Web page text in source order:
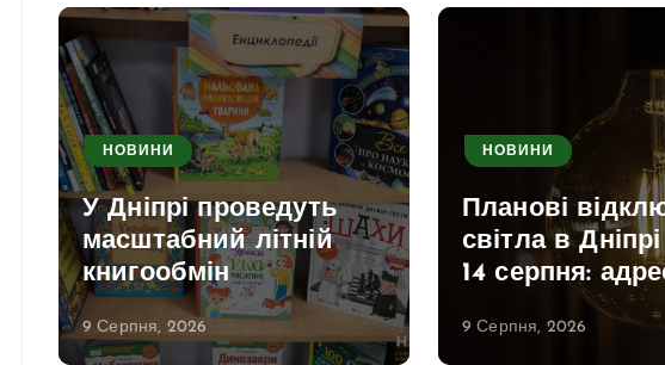
НОВИНИ
У Дніпрі проведуть
масштабний літній
книгообмін
9 Серпня, 2026
НОВИНИ
Планові
світла в
14 серпня:
9 Серпня, 2026